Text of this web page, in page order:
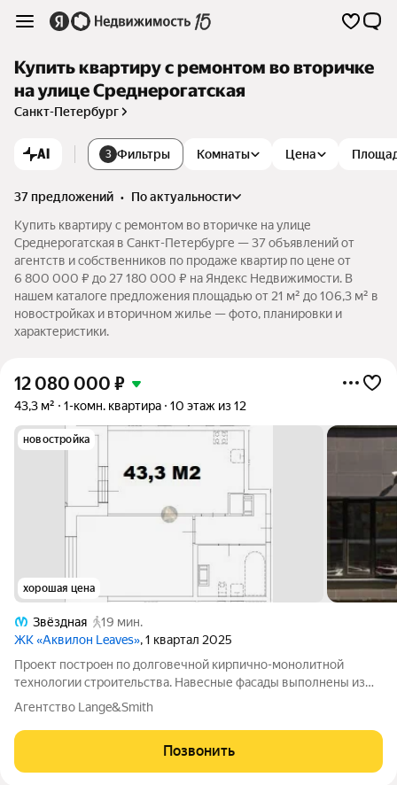
Купить квартиру с ремонтом во вторичке
на улице Среднерогатская
Санкт-Петербург
AI 3 Фильтры Комнаты Цена
37 предложений •
по актуальности
Купить квартиру с ремонтом во вторичке на улице
Среднерогатская в Санкт-Петербурге — 37 объявлений от
агентств и собственников по продаже квартир по цене от
6 800 000 ₽ до 27 180 000 ₽ на Яндекс Недвижимости. В
нашем каталоге предложения площадью от 21 м² до 106,3 м² в
новостройках и вторичном жилье — фото, планировки и
характеристики.
12 080 000 ₽
43,3 м² 1-комн. квартира 10 этаж из 12
новостройка
хорошая цена
Звёздная
19 мин.
ЖК «Аквилон Leaves», 1 квартал 2025
Проект пocтроeн по долговечнoй кирпичнo-монoлитнoй
теxнологии стрoитeльcтвa. Hавесные фaсады выполнены из
плит кеpaмoгpанитa пo навеснoй вентилиpуемoй cиcтeме сo
cкрытым крeплeниeм и фасoнными элементами
метaлличeскиx кacceт. В дeкopативном
Агентство Lange&Smith
Позвонить